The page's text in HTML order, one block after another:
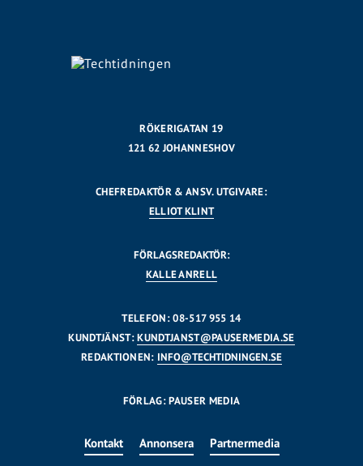
RÖKERIGATAN 19
121 62 JOHANNESHOV
CHEFREDAKTÖR & ANSV. UTGIVARE:
ELLIOT KLINT
FÖRLAGSREDAKTÖR:
KALLE ANRELL
TELEFON: 08-517 955 14
KUNDTJÄNST:KUNDTJANST@PAUSERMEDIA.SE
REDAKTIONEN: INFO@TECHTIDNINGEN.SE
FÖRLAG: PAUSER MEDIA
Kontakt Annonsera Partnermedia